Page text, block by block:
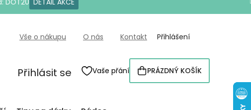
DOT20 DETAIL AKCE
Vše o nákupu O nás Kontakt Přihlášení
Přihlásit se Vaše přání
NÁKUPNÍ
KOŠÍK
PRÁZDNÝ KOŠÍK